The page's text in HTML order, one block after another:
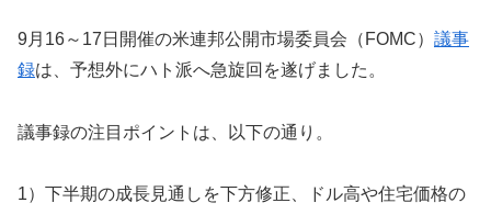
9月16～17日開催の米連邦公開市場委員会（FOMC） 議事
録は、予想外にハト派へ急旋回を遂げました。
議事録の注目ポイントは、以下の通り。
1）下半期の成長見通しを下方修正、ドル高や住宅価格の